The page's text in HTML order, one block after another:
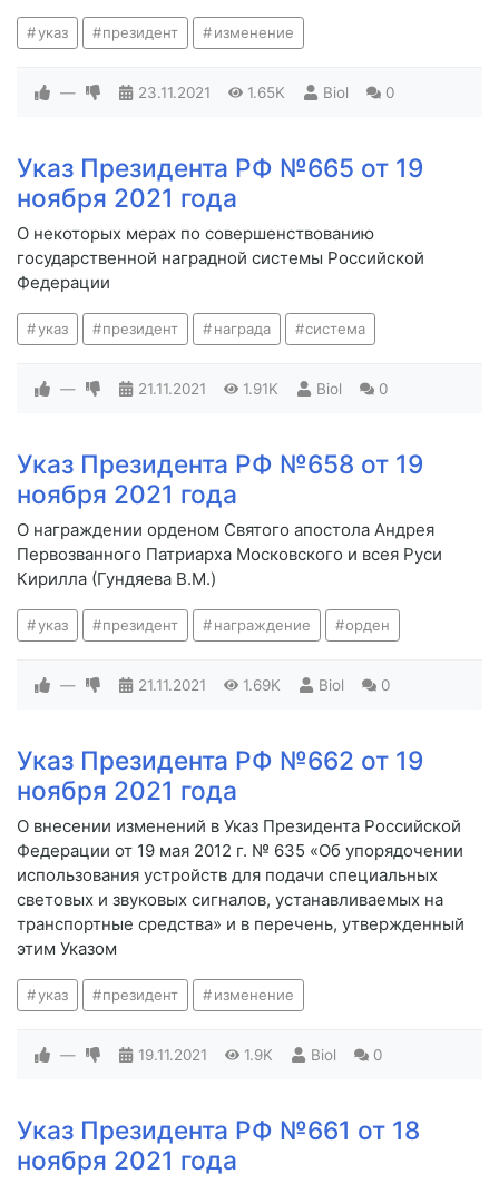
указ президент изменение
— 23.11.2021 1.65K Biol 0
Указ Президента РФ №665 от 19
ноября 2021 года
О некоторых мерах по совершенствованию
государственной наградной системы Российской
Федерации
указ президент награда система
— 21.11.2021 1.91K Biol 0
Указ Президента РФ №658 от 19
ноября 2021 года
О награждении орденом Святого апостола Андрея
Первозванного Патриарха Московского и всея Руси
Кирилла (Гундяева В.М.)
указ президент награждение орден
— 21.11.2021 1.69K Biol 0
Указ Президента РФ №662 от 19
ноября 2021 года
О внесении изменений в Указ Президента Российской
Федерации от 19 мая 2012 г. № 635 «Об упорядочении
использования устройств для подачи специальных
световых и звуковых сигналов, устанавливаемых на
транспортные средства» и в перечень, утвержденный
этим Указом
указ президент изменение
— 19.11.2021 1.9K Biol 0
Указ Президента РФ №661 от 18
ноября 2021 года